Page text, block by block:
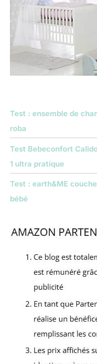
Test : ensemble de
roba
Test Bebeconfort
1 ultra pratique
Test : earth&ME
bébé